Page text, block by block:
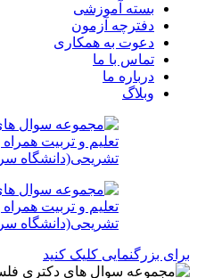
بسته آموزشی
دفترچه آزمون
دعوت به همکاری
تماس با ما
درباره ما
وبلاگ
برای بزرگنمایی کلیک کنید